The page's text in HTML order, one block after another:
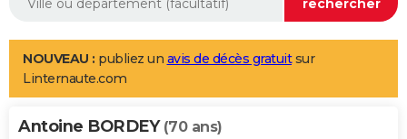
Aménagement intérieur
LIFESTYLE
Art de vivre
Bien-être
Loisirs
Mode
Modes de vie
Alimentation
Guide de la santé
Maladies
Médicaments
Sommeil
VOYAGE
NOUVEAU : publiez un avis de décès gratuitsur
Linternaute.com
Antoine BORDEY (70 ans)